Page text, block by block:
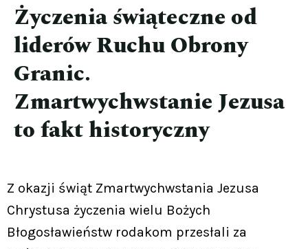
Życzenia świąteczne od
liderów Ruchu Obrony
Granic.
Zmartwychwstanie Jezusa
to fakt historyczny
Z okazji świąt Zmartwychwstania Jezusa
Chrystusa życzenia wielu Bożych
Błogosławieństw rodakom przesłali za